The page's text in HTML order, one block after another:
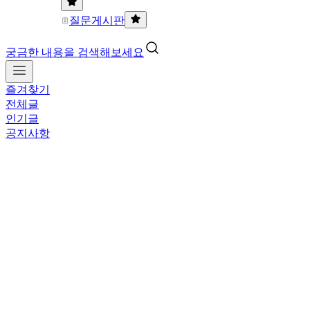
질문게시판
궁금한 내용을 검색해보세요
즐겨찾기
전체글
인기글
공지사항